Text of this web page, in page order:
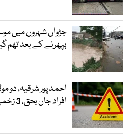
جڑواں شہروں میں
بپھرنے کے بعد تھم
افراد جاں بحق، 3 زخمی